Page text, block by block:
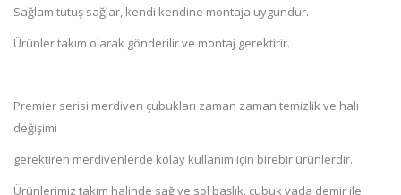
Sağlam tutuş sağlar, kendi kendine montaja uygundur.
Ürünler takım olarak gönderilir ve montaj gerektirir.
Premier serisi merdiven çubukları zaman zaman temizlik ve halı
değişimi
gerektiren merdivenlerde kolay kullanım için birebir ürünlerdir.
Ürünlerimiz takım halinde sağ ve sol başlık, çubuk yada demir ile